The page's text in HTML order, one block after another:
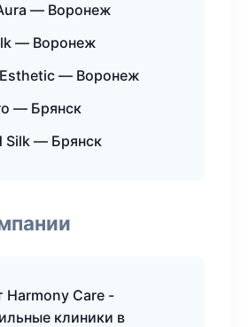
— Воронеж
— Воронеж
— Воронеж
— Брянск
Silk — Брянск
Harmony Care -
клиники в